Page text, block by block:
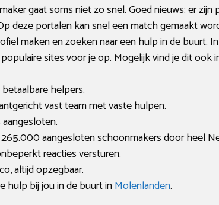
gaat soms niet zo snel. Goed nieuws: er zijn
deze portalen kan snel een match gemaakt
maken en zoeken naar een hulp in de buurt.
sites voor je op. Mogelijk vind je dit ook
helpers.
vast team met vaste hulpen.
aangesloten schoonmakers door heel
reacties versturen.
altijd opzegbaar.
hulp bij jou in de buurt inMolenlanden.